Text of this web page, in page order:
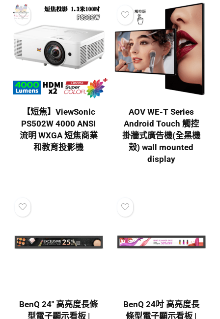
【短焦】ViewSonic
PS502W 4000 ANSI
流明 WXGA 短焦商業
和教育投影機
AOV WE-T Series
Android Touch 觸控
掛牆式廣告機(全黑機
殻) wall mounted
display
BenQ 24″ 高亮度長條
型電子顯示看板 |
BenQ 24吋 高亮度長
條型電子顯示看板 |